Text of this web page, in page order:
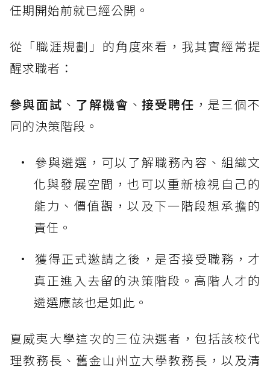
任期開始前就已經公開。
從「職涯規劃」的角度來看，我其實經常提
醒求職者：
參與面試 、 了解機會 、接受聘任 ，是三個不
同的決策階段。
參與遴選，可以了解職務內容、組織文
化與發展空間，也可以重新檢視自己的
能力、價值觀，以及下一階段想承擔的
責任。
獲得正式邀請之後，是否接受職務，才
真正進入去留的決策階段。高階人才的
遴選應該也是如此。
夏威夷大學這次的三位決選者，包括該校代
理教務長、舊金山州立大學教務長，以及清